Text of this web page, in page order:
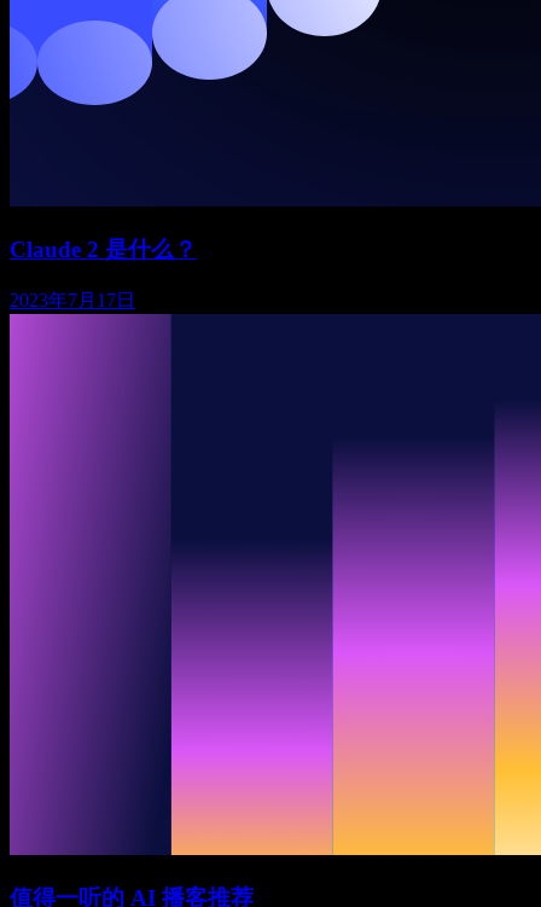
Claude 2 是什么？
2023年7月17日
值得一听的 AI 播客推荐